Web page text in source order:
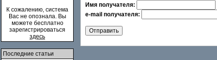
К сожалению, система
Вас не опознала. Вы
можете бесплатно
зарегистрироваться
здесь
Последние статьи
Имя получателя:
e-mail получателя: